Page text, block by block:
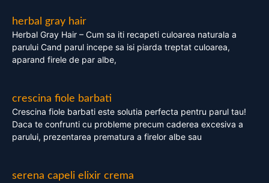
herbal gray hair
Herbal Gray Hair – Cum sa iti recapeti culoarea naturala a
parului Cand parul incepe sa isi piarda treptat culoarea,
aparand firele de par albe,
crescina fiole barbati
Crescina fiole barbati este solutia perfecta pentru parul tau!
Daca te confrunti cu probleme precum caderea excesiva a
parului, prezentarea prematura a firelor albe sau
serena capeli elixir crema